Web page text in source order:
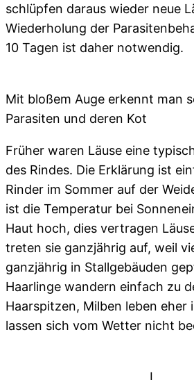
schlüpfen daraus wieder neue
Wiederholung der
10 Tagen ist daher notwendig.
Mit bloßem Auge erkennt man
Parasiten und deren Kot
Früher waren Läuse eine
des Rindes. Die Erklärung ist
Rinder im Sommer auf der
ist die Temperatur bei
Haut hoch, dies vertragen
treten sie ganzjährig auf, weil
ganzjährig in Stallgebäuden
Haarlinge wandern einfach zu
Haarspitzen, Milben leben eher
lassen sich vom Wetter nicht
L